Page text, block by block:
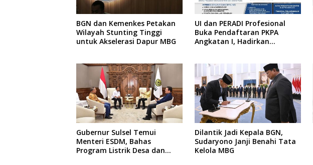
BGN dan Kemenkes Petakan
Wilayah Stunting Tinggi
untuk Akselerasi Dapur MBG
UI dan PERADI Profesional
Buka Pendaftaran PKPA
Angkatan I, Hadirkan
Gubernur Sulsel Temui
Menteri ESDM, Bahas
Program Listrik Desa dan
Dilantik Jadi Kepala BGN,
Sudaryono Janji Benahi Tata
Kelola MBG